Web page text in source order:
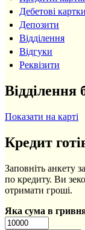
Дебетові картки
Депозити
Відділення
Відгуки
Реквізити
Відділення
Показати на карті
Кредит
Заповніть анкету
по кредиту. Ви
отримати гроші.
Яка сума в